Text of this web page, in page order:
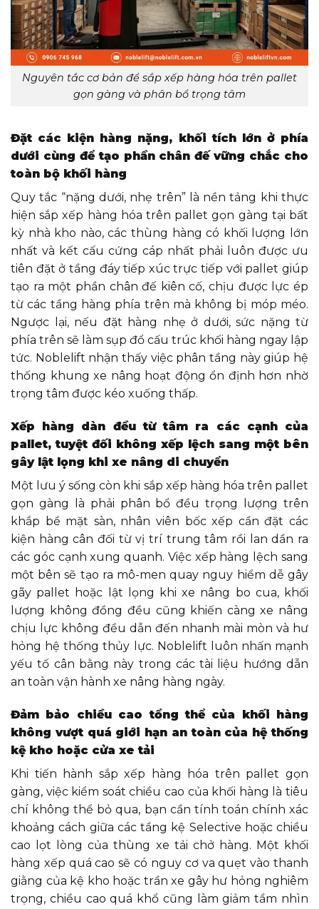
Nguyên tắc cơ bản để sắp xếp hàng hóa trên pallet
gọn gàng và phân bổ trọng tâm
Đặt các kiện hàng nặng, khối tích lớn ở phía
dưới cùng để tạo phần chân đế vững chắc cho
toàn bộ khối hàng
Quy tắc “nặng dưới, nhẹ trên” là nền tảng khi thực
hiện sắp xếp hàng hóa trên pallet gọn gàng tại bất
kỳ nhà kho nào, các thùng hàng có khối lượng lớn
nhất và kết cấu cứng cáp nhất phải luôn được ưu
tiên đặt ở tầng đáy tiếp xúc trực tiếp với pallet giúp
tạo ra một phần chân đế kiên cố, chịu được lực ép
từ các tầng hàng phía trên mà không bị móp méo.
Ngược lại, nếu đặt hàng nhẹ ở dưới, sức nặng từ
phía trên sẽ làm sụp đổ cấu trúc khối hàng ngay lập
tức. Noblelift nhận thấy việc phân tầng này giúp hệ
thống khung xe nâng hoạt động ổn định hơn nhờ
trọng tâm được kéo xuống thấp.
Xếp hàng dàn đều từ tâm ra các cạnh của
pallet, tuyệt đối không xếp lệch sang một bên
gây lật lọng khi xe nâng di chuyển
Một lưu ý sống còn khi sắp xếp hàng hóa trên pallet
gọn gàng là phải phân bổ đều trọng lượng trên
khắp bề mặt sàn, nhân viên bốc xếp cần đặt các
kiện hàng cân đối từ vị trí trung tâm rồi lan dần ra
các góc cạnh xung quanh. Việc xếp hàng lệch sang
một bên sẽ tạo ra mô-men quay nguy hiểm dễ gây
gãy pallet hoặc lật lọng khi xe nâng bo cua, khối
lượng không đồng đều cũng khiến càng xe nâng
chịu lực không đều dẫn đến nhanh mài mòn và hư
hỏng hệ thống thủy lực. Noblelift luôn nhấn mạnh
yếu tố cân bằng này trong các tài liệu hướng dẫn
an toàn vận hành xe nâng hàng ngày.
Đảm bảo chiều cao tổng thể của khối hàng
không vượt quá giới hạn an toàn của hệ thống
kệ kho hoặc cửa xe tải
Khi tiến hành sắp xếp hàng hóa trên pallet gọn
gàng, việc kiểm soát chiều cao của khối hàng là tiêu
chí không thể bỏ qua, bạn cần tính toán chính xác
khoảng cách giữa các tầng kệ Selective hoặc chiều
cao lọt lòng của thùng xe tải chở hàng. Một khối
hàng xếp quá cao sẽ có nguy cơ va quẹt vào thanh
giằng của kệ kho hoặc trần xe gây hư hỏng nghiêm
trọng, chiều cao quá khổ cũng làm giảm tầm nhìn